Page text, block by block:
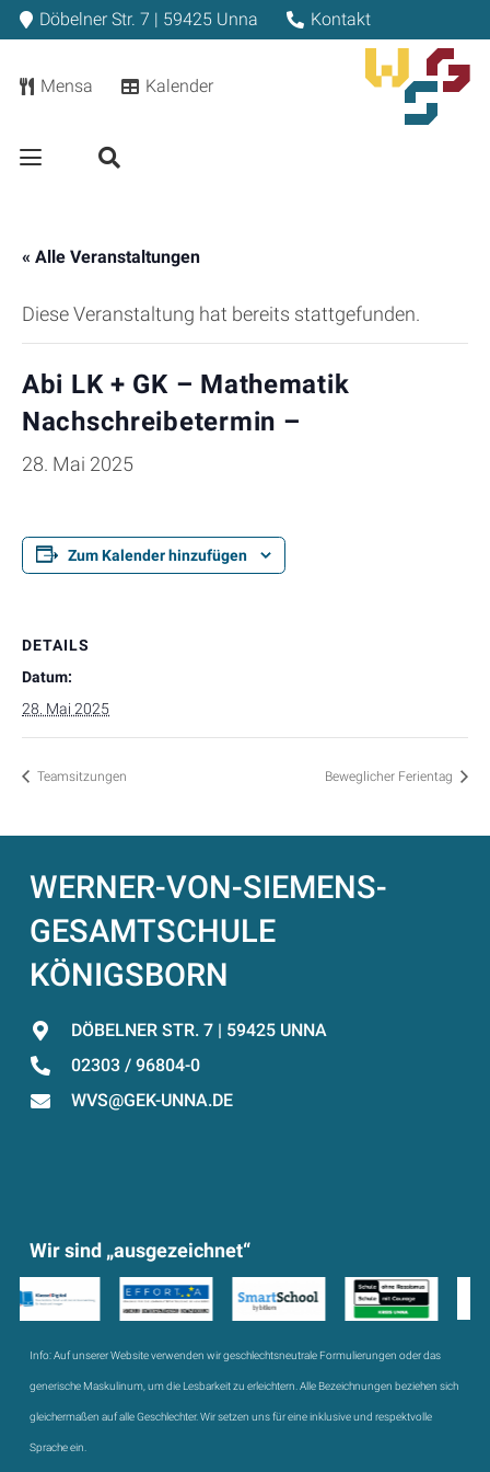
Döbelner Str. 7 | 59425 Unna Kontakt
Mensa Kalender
« Alle Veranstaltungen
Diese Veranstaltung hat bereits stattgefunden.
Abi LK + GK – Mathematik
Nachschreibetermin –
28. Mai 2025
Zum Kalender hinzufügen
DETAILS
Datum:
28. Mai 2025
Teamsitzungen Beweglicher Ferientag
WERNER-VON-SIEMENS-
GESAMTSCHULE
KÖNIGSBORN
DÖBELNER STR. 7 | 59425 UNNA
02303 / 96804-0
WVS@GEK-UNNA.DE
Wir sind „ausgezeichnet“
Info:Auf unserer Website verwenden wir geschlechtsneutrale Formulierungen oder das
generische Maskulinum, um die Lesbarkeit zu erleichtern. Alle Bezeichnungen beziehen sich
gleichermaßen auf alle Geschlechter. Wir setzen uns für eine inklusive und respektvolle
Sprache ein.